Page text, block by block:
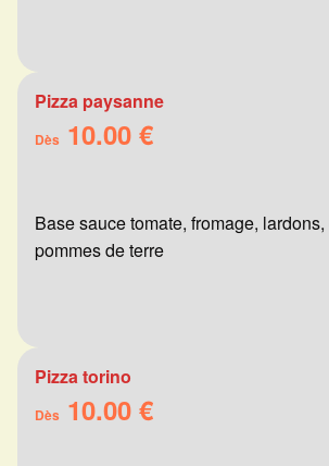
Pizza paysanne
Dès 10.00 €
Base sauce tomate, fromage,
pommes de terre
Pizza torino
Dès 10.00 €